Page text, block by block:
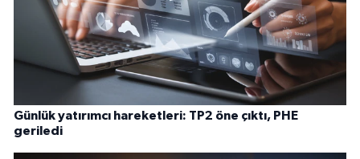
Günlük yatırımcı hareketleri: TP2 öne çıktı, PHE
geriledi